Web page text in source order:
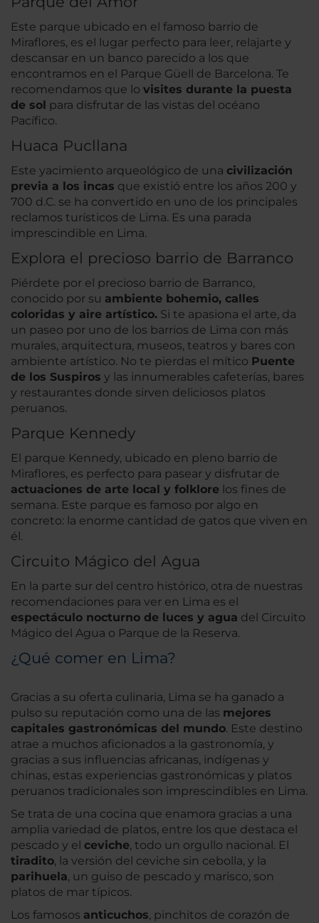
Este parque ubicado en el famoso barrio de
Miraflores, es el lugar perfecto para leer, relajarte y
descansar en un banco parecido a los que
encontramos en el Parque Güell de Barcelona. Te
recomendamos que lo visites durante la puesta
de sol para disfrutar de las vistas del océano
Pacífico.
Huaca Pucllana
Este yacimiento arqueológico de una civilización
previa a los incas que existió entre los años 200 y
700 d.C. se ha convertido en uno de los principales
reclamos turísticos de Lima. Es una parada
imprescindible en Lima.
Explora el precioso barrio de Barranco
Piérdete por el precioso barrio de Barranco,
conocido por su ambiente bohemio, calles
coloridas y aire artístico. Si te apasiona el arte, da
un paseo por uno de los barrios de Lima con más
murales, arquitectura, museos, teatros y bares con
ambiente artístico. No te pierdas el mítico Puente
de los Suspiros y las innumerables cafeterías, bares
y restaurantes donde sirven deliciosos platos
peruanos.
Parque Kennedy
El parque Kennedy, ubicado en pleno barrio de
Miraflores, es perfecto para pasear y disfrutar de
actuaciones de arte local y folklore los fines de
semana. Este parque es famoso por algo en
concreto: la enorme cantidad de gatos que viven en
él.
Circuito Mágico del Agua
En la parte sur del centro histórico, otra de nuestras
recomendaciones para ver en Lima es el
espectáculo nocturno de luces y agua del Circuito
Mágico del Agua o Parque de la Reserva.
¿Qué comer en Lima?
Gracias a su oferta culinaria, Lima se ha ganado a
pulso su reputación como una de las mejores
capitales gastronómicas del mundo. Este destino
atrae a muchos aficionados a la gastronomía, y
gracias a sus influencias africanas, indígenas y
chinas, estas experiencias gastronómicas y platos
peruanos tradicionales son imprescindibles en Lima.
Se trata de una cocina que enamora gracias a una
amplia variedad de platos, entre los que destaca el
pescado y el ceviche, todo un orgullo nacional. El
tiradito, la versión del ceviche sin cebolla, y la
parihuela, un guiso de pescado y marisco, son
platos de mar típicos.
Los famosos anticuchos, pinchitos de corazón de